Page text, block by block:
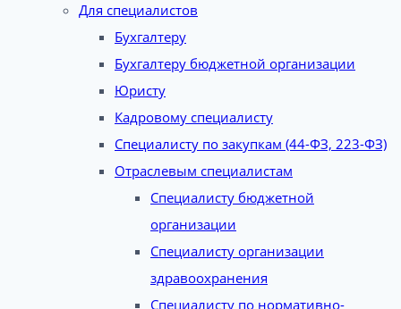
Для специалистов
Бухгалтеру
Бухгалтеру бюджетной организации
Юристу
Кадровому специалисту
Специалисту по закупкам (44-ФЗ, 223-ФЗ)
Отраслевым специалистам
Специалисту бюджетной
организации
Специалисту организации
здравоохранения
Специалисту по нормативно-